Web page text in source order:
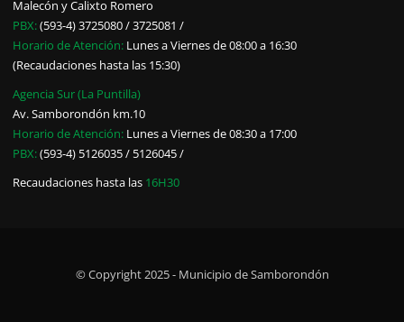
Malecón y Calixto Romero
PBX:(593-4) 3725080 / 3725081 /
Horario de Atención: Lunes a Viernes de 08:00 a 16:30
(Recaudaciones hasta las 15:30)
Agencia Sur (La Puntilla)
Av. Samborondón km.10
Horario de Atención: Lunes a Viernes de 08:30 a 17:00
PBX:(593-4) 5126035 / 5126045 /
Recaudaciones hasta las 16H30
© Copyright 2025 - Municipio de Samborondón